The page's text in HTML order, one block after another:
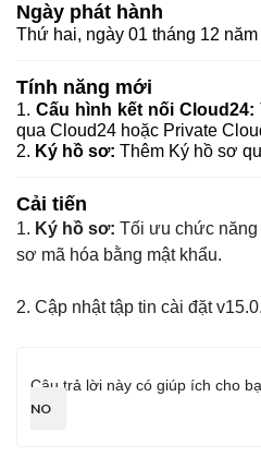
Ngày phát hành
Thứ hai, ngày 01 tháng 12
Tính năng mới
1. Cấu hình kết nối Cloud24:
qua Cloud24 hoặc Private
2. Ký hồ sơ: Thêm Ký hồ sơ
Cải tiến
1. Ký hồ sơ: Tối ưu chức
sơ mã hóa bằng mật khẩu.
2. Cập nhật tập tin cài đặt
Câu trả lời này có giúp ích cho
NO